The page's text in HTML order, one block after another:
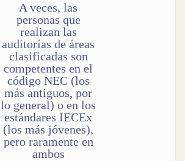
A veces, las
personas que
realizan las
auditorías de áreas
clasificadas son
competentes en el
código NEC (los
más antiguos, por
lo general) o en los
estándares IECEx
(los más jóvenes),
pero raramente en
ambos